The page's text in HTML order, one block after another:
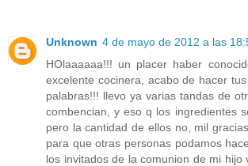
Unknown 4 de mayo de 2012 a las
HOlaaaaaa!!! un placer haber
excelente cocinera, acabo de hacer
palabras!!! llevo ya varias tandas de
combencian, y eso q los ingredientes
pero la cantidad de ellos no, mil
para que otras personas podamos
los invitados de la comunion de mi hijo